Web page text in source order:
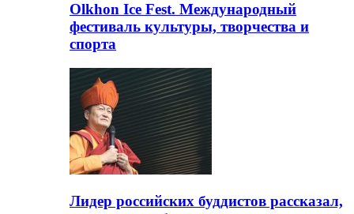
Olkhon Ice Fest. Международный
фестиваль культуры, творчества и
спорта
Лидер российских буддистов рассказал,